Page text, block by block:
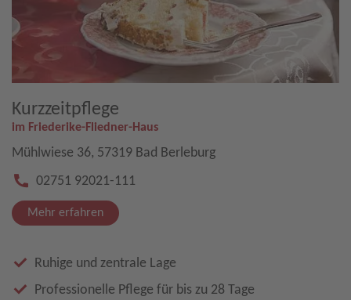
Kurzzeitpflege
im Friederike-Fliedner-Haus
Mühlwiese 36, 57319 Bad Berleburg
02751 92021-111
Mehr erfahren
Ruhige und zentrale Lage
Professionelle Pflege für bis zu 28 Tage